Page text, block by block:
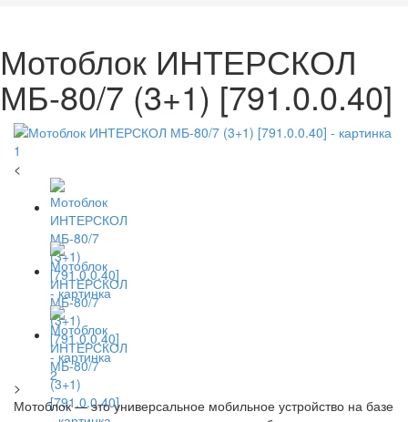
Мотоблок ИНТЕРСКОЛ
МБ-80/7 (3+1) [791.0.0.40]
<
>
Мотоблок — это универсальное мобильное устройство на базе